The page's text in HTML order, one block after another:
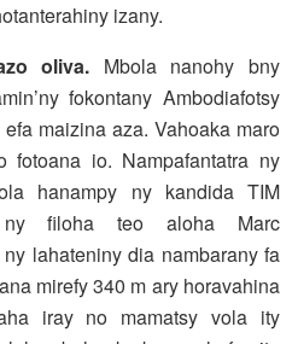
izany.
oliva. Mbola nanohy bny
fokontany Ambodiafotsy
maizina aza. Vahoaka maro
fotoana io. Nampafantatra ny
hanampy ny kandida TIM
ny filoha teo aloha Marc
lahateniny dia nambarany fa
mirefy 340 m ary horavahina
iray no mamatsy vola ity